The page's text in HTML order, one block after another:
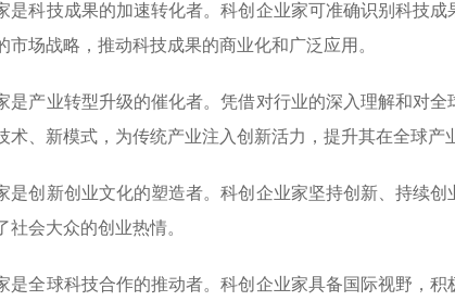
是科技成果的加速转化者。科创企业家可准确识别科技
市场战略，推动科技成果的商业化和广泛应用。
是产业转型升级的催化者。凭借对行业的深入理解和对
术、新模式，为传统产业注入创新活力，提升其在全球产
是创新创业文化的塑造者。科创企业家坚持创新、持续
社会大众的创业热情。
是全球科技合作的推动者。科创企业家具备国际视野，